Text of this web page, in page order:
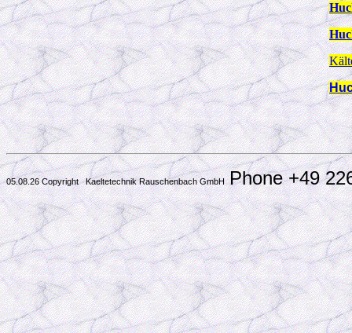
05.08.26 Copyright Kaeltetechnik Rauschenbach GmbHPhone +49